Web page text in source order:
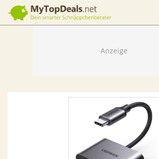
Dein smarter Schnäppchenberater